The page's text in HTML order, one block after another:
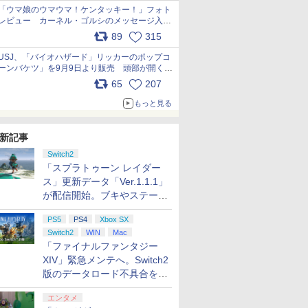
ウマ娘のウマウマ！ケンタッキー！」フォト
ビュー カーネル・ゴルシのメッセージ入り
ッケージや描き下ろしトレカなどが登場
89 315
、「バイオハザード」リッカーのポップコ
ンバケツ」を9月9日より販売 頭部が開く仕
み。味は恐怖を堪のう「味噌フレーバー」
65 207
もっと見る
記事
Switch2
「スプラトゥーン レイダー
ス」更新データ「Ver.1.1.1」
が配信開始。ブキやステージ
に関する不具合を修正
PS5 PS4
Xbox SX
Switch2
WIN Mac
「ファイナルファンタジー
XIV」緊急メンテへ。Switch2
版のデータロード不具合を最
適化
エンタメ